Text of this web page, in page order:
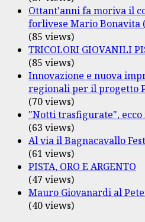
Ottant'anni fa moriva il
forlivese Mario Bonavita
(85 views)
TRICOLORI GIOVANILI
(85 views)
Innovazione e nuova
regionali per il progetto
(70 views)
"Notti trasfigurate",
(63 views)
Al via il Bagnacavallo
(61 views)
PISTA, ORO E ARGENTO
(47 views)
Mauro Giovanardi al
(40 views)